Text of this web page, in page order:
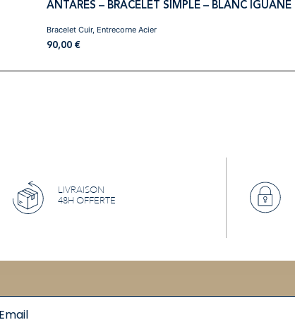
ANTARÈS – BRACELET SIMPLE – BLANC IGUANE
90,00 €
Bracelet Cuir, Entrecorne Acier
LIVRAISON
48H OFFERTE